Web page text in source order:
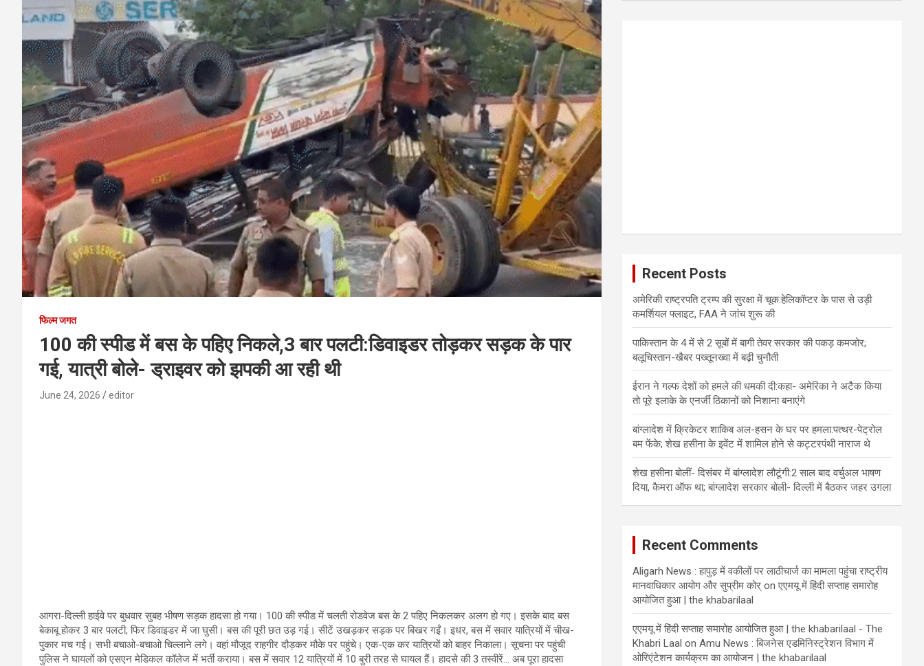
फिल्म जगत
100 की स्पीड में बस के पहिए निकले,3 बार पलटी:डिवाइडर तोड़कर सड़क के पार
गई, यात्री बोले- ड्राइवर को झपकी आ रही थी
June 24, 2026 editor
आगरा-दिल्ली हाईवे पर बुधवार सुबह भीषण सड़क हादसा हो गया। 100 की स्पीड में चलती रोडवेज बस के 2 पहिए निकलकर अलग हो गए। इसके बाद बस
बेकाबू होकर 3 बार पलटी, फिर डिवाइडर में जा घुसी। बस की पूरी छत उड़ गई। सीटें उखड़कर सड़क पर बिखर गईं। इधर, बस में सवार यात्रियों में चीख-
पुकार मच गई। सभी बचाओ-बचाओ चिल्लाने लगे। वहां मौजूद राहगीर दौड़कर मौके पर पहुंचे। एक-एक कर यात्रियों को बाहर निकाला। सूचना पर पहुंची
पुलिस ने घायलों को एसएन मेडिकल कॉलेज में भर्ती कराया। बस में सवार 12 यात्रियों में 10 बुरी तरह से घायल हैं। हादसे की 3 तस्वीरें… अब पूरा हादसा
Recent Posts
अमेरिकी राष्ट्रपति ट्रम्प की सुरक्षा में चूक:हेलिकॉप्टर के पास से उड़ी
कमर्शियल फ्लाइट, FAA ने जांच शुरू की
पाकिस्तान के 4 में से 2 सूबों में बागी तेवर:सरकार की पकड़ कमजोर;
बलूचिस्तान-खैबर पख्तूनख्वा में बढ़ी चुनौती
ईरान ने गल्फ देशों को हमले की धमकी दी:कहा- अमेरिका ने अटैक किया
तो पूरे इलाके के एनर्जी ठिकानों को निशाना बनाएंगे
बांग्लादेश में क्रिकेटर शाकिब अल-हसन के घर पर हमला:पत्थर-पेट्रोल
बम फेंके; शेख हसीना के इवेंट में शामिल होने से कट्टरपंथी नाराज थे
शेख हसीना बोलीं- दिसंबर में बांग्लादेश लौटूंगी:2 साल बाद वर्चुअल भाषण
दिया, कैमरा ऑफ था; बांग्लादेश सरकार बोली- दिल्ली में बैठकर जहर उगला
Recent Comments
Aligarh News : हापुड़ में वकीलों पर लाठीचार्ज का मामला पहुंचा राष्ट्रीय
मानवाधिकार आयोग और सुप्रीम कोर् onएएमयू में हिंदी सप्ताह समारोह
आयोजित हुआ | the khabarilaal
एएमयू में हिंदी सप्ताह समारोह आयोजित हुआ | the khabarilaal - The
Khabri Laal onAmu News : बिजनेस एडमिनिस्ट्रेशन विभाग में
ओरिएंटेशन कार्यक्रम का आयोजन | the khabarilaal